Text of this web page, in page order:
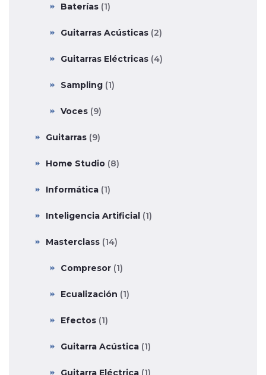
Baterías (1)
Guitarras Acústicas (2)
Guitarras Eléctricas (4)
Sampling (1)
Voces (9)
Guitarras (9)
Home Studio (8)
Informática (1)
Inteligencia Artificial (1)
Masterclass (14)
Compresor (1)
Ecualización (1)
Efectos (1)
Guitarra Acústica (1)
Guitarra Eléctrica (1)